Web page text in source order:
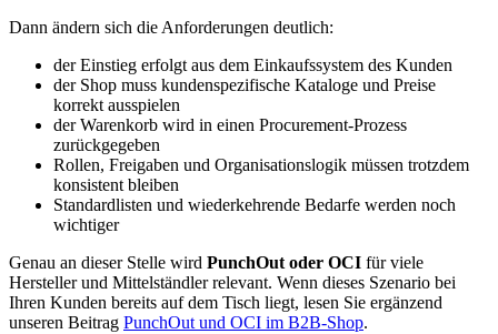
Dann ändern sich die Anforderungen deutlich:
der Einstieg erfolgt aus dem Einkaufssystem des Kunden
der Shop muss kundenspezifische Kataloge und Preise
korrekt ausspielen
der Warenkorb wird in einen Procurement-Prozess
zurückgegeben
Rollen, Freigaben und Organisationslogik müssen trotzdem
konsistent bleiben
Standardlisten und wiederkehrende Bedarfe werden noch
wichtiger
Genau an dieser Stelle wird PunchOut oder OCI für viele
Hersteller und Mittelständler relevant. Wenn dieses Szenario bei
Ihren Kunden bereits auf dem Tisch liegt, lesen Sie ergänzend
unseren Beitrag PunchOut und OCI im B2B-Shop.